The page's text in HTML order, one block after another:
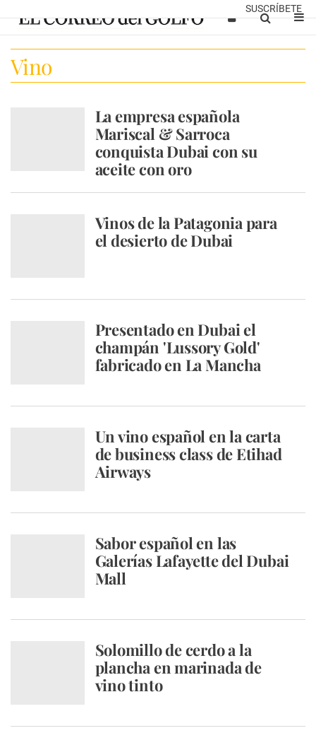
SUSCRÍBETE
Vino
La empresa española
Mariscal & Sarroca
conquista Dubai con su
aceite con oro
Vinos de la Patagonia para
el desierto de Dubai
Presentado en Dubai el
champán 'Lussory Gold'
fabricado en La Mancha
Un vino español en la carta
de business class de Etihad
Airways
Sabor español en las
Galerías Lafayette del Dubai
Mall
Solomillo de cerdo a la
plancha en marinada de
vino tinto